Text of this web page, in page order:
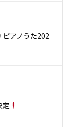
アノうた202
定